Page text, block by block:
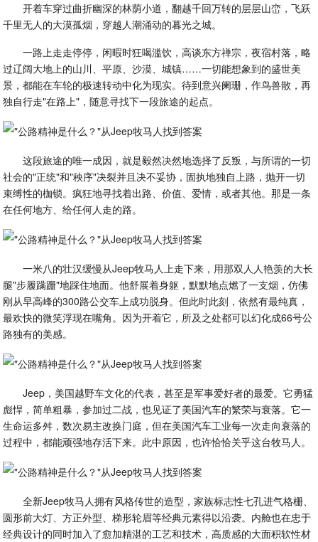
开着车穿过曲折幽深的林荫小道，翻越千回万转的层层山峦，飞跃
千里无人的大漠孤烟，穿越人潮涌动的暮光之城。
一路上走走停停，闲暇时狂喝滥饮，高谈东方禅宗，夜宿村落，略
过辽阔大地上的山川、平原、沙漠、城镇……一切能想象到的盛世美
景，都能在车轮的极速转动中化为现实。待到意兴阑珊，作鸟兽散，再
独自行走"在路上"，随意寻找下一段旅途的起点。
这段旅途的唯一成因，就是毅然决然地选择了反叛，与所谓的一切
社会的"正统"和"秧序"决裂并且决不妥协，固执地独自上路，抛开一切
束缚性的枷锁。疯狂地寻找着出路、价值、爱情，或者其他。那是一条
在任何地方、给任何人走的路。
一米八的壮汉缓慢从Jeep牧马人上走下来，用那双人人艳羡的大长
腿"步履蹒跚"地踩住地面。他舒展着身躯，默默地点燃了一支烟，仿佛
刚从早高峰的300路公交车上成功脱身。但此时此刻，依然有最纯真，
最欢快的微笑浮现在嘴角。因为开着它，所及之处都可以幻化成66号公
路独有的美感。
Jeep，美国越野车文化的代表，甚至是军事爱好者的最爱。它勇猛
彪悍，简单粗暴，参加过二战，也见证了美国汽车的繁荣与衰落。它一
生命运多舛，数次易主改换门庭，但在美国汽车工业每一次走向衰落的
过程中，都能顽强地存活下来。此中原因，也许恰恰关乎这台牧马人。
全新Jeep牧马人拥有风格传世的造型，家族标志性七孔进气格栅、
圆形前大灯、方正外型、梯形轮眉等经典元素得以沿袭。内舱也在忠于
经典设计的同时加入了愈加精湛的工艺和技术，高质感的大面积软性材